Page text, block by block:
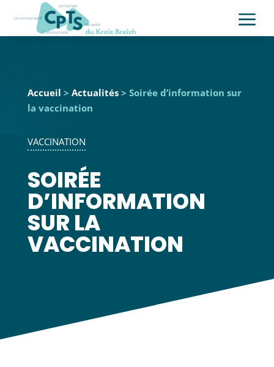
a
Accueil > Actualités> Soirée d’information sur
la vaccination
VACCINATION
SOIRÉE
D’INFORMATION
SUR LA
VACCINATION